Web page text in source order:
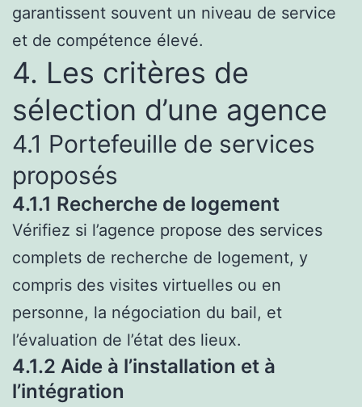
garantissent souvent un niveau de service
et de compétence élevé.
4. Les critères de
sélection d’une agence
4.1 Portefeuille de services
proposés
4.1.1 Recherche de logement
Vérifiez si l’agence propose des services
complets de recherche de logement, y
compris des visites virtuelles ou en
personne, la négociation du bail, et
l’évaluation de l’état des lieux.
4.1.2 Aide à l’installation et à
l’intégration